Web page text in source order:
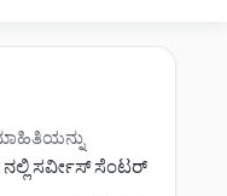
ಸರ್ವೀಸ್‌ ಸೆಂಟರ್‌